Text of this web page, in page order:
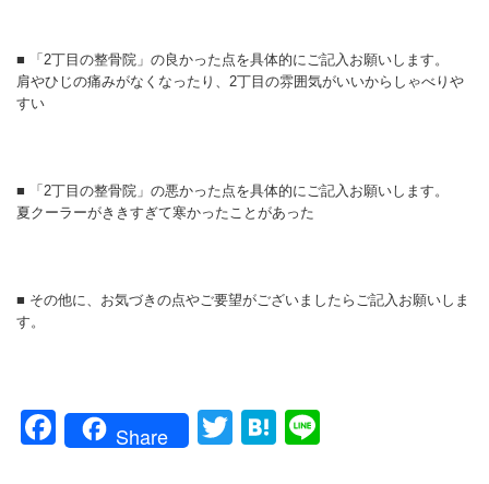
■ 「2丁目の整骨院」の良かった点を具体的にご記入お願いします。
肩やひじの痛みがなくなったり、2丁目の雰囲気がいいからしゃべりや
すい
■ 「2丁目の整骨院」の悪かった点を具体的にご記入お願いします。
夏クーラーがききすぎて寒かったことがあった
■ その他に、お気づきの点やご要望がございましたらご記入お願いしま
す。
Facebook
Share TwitterHatena